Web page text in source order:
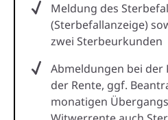
Meldung des
(Sterbefallanzeige)
zwei Sterbeurkunden
Abmeldungen bei der
der Rente, ggf.
monatigen